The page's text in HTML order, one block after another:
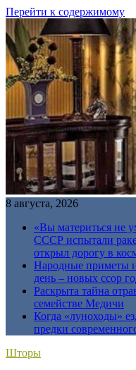
Перейти к содержимому
8 августа, 2026
«Вы материться не
СССР испытали
открыл дорогу в
Народные приметы
день – новых ссор
Раскрыта тайна
семействе Медичи
Когда «луноходы»
предки
Шторы